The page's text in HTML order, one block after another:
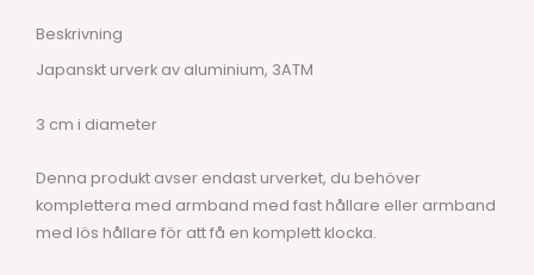
mängd
Beskrivning
Japanskt urverk av aluminium, 3ATM
3 cm i diameter
Denna produkt avser endast urverket, du behöver
komplettera med armband med fast hållare eller armband
med lös hållare för att få en komplett klocka.